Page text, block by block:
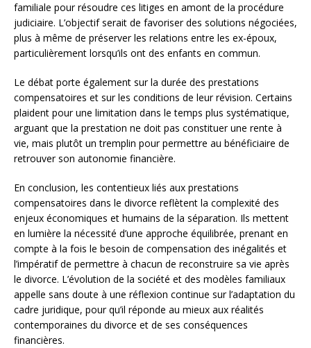
familiale pour résoudre ces litiges en amont de la procédure
judiciaire. L’objectif serait de favoriser des solutions négociées,
plus à même de préserver les relations entre les ex-époux,
particulièrement lorsqu’ils ont des enfants en commun.
Le débat porte également sur la durée des prestations
compensatoires et sur les conditions de leur révision. Certains
plaident pour une limitation dans le temps plus systématique,
arguant que la prestation ne doit pas constituer une rente à
vie, mais plutôt un tremplin pour permettre au bénéficiaire de
retrouver son autonomie financière.
En conclusion, les contentieux liés aux prestations
compensatoires dans le divorce reflètent la complexité des
enjeux économiques et humains de la séparation. Ils mettent
en lumière la nécessité d’une approche équilibrée, prenant en
compte à la fois le besoin de compensation des inégalités et
l’impératif de permettre à chacun de reconstruire sa vie après
le divorce. L’évolution de la société et des modèles familiaux
appelle sans doute à une réflexion continue sur l’adaptation du
cadre juridique, pour qu’il réponde au mieux aux réalités
contemporaines du divorce et de ses conséquences
financières.